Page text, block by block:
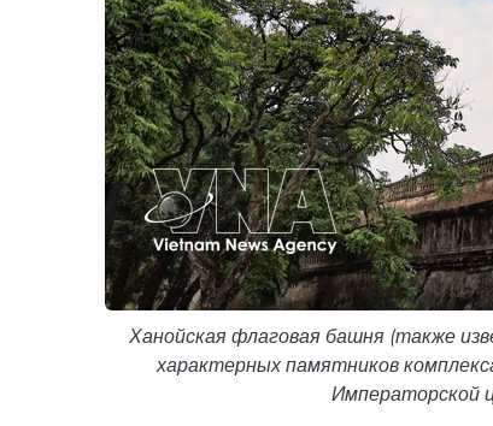
Ханойская флаговая башня (также
характерных памятников
Императорской